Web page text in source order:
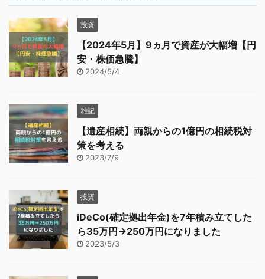
投資
【2024年5月】9ヵ月で資産が大幅増【円
安・株価急騰】
2024/5/4
雑記
【遺産相続】両親からの1億円の相続税対
策を考える
2023/7/9
投資
iDeCo(確定拠出年金)を7年積み立てした
ら35万円→250万円になりました
2023/5/3